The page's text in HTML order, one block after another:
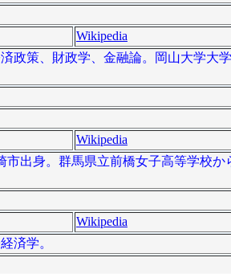
Wikipedia
政策、財政学、金融論。岡山大学大
Wikipedia
市出身。群馬県立前橋女子高等学校か
Wikipedia
済学。